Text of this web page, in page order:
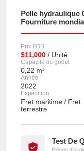
Pelle hydraulique
Fourniture
Prix FOB
$11,000 / Unité
Capacité du godet
0,22 m³
Année
2022
Expédition
Fret maritime / Fret
terrestre
Test De
Pièces